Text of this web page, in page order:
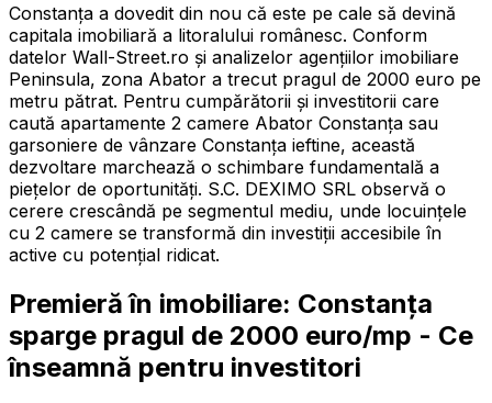
Constanța a dovedit din nou că este pe cale să devină
capitala imobiliară a litoralului românesc. Conform
datelor Wall-Street.ro și analizelor agențiilor imobiliare
Peninsula, zona Abator a trecut pragul de 2000 euro pe
metru pătrat. Pentru cumpărătorii și investitorii care
caută apartamente 2 camere Abator Constanța sau
garsoniere de vânzare Constanța ieftine, această
dezvoltare marchează o schimbare fundamentală a
piețelor de oportunități. S.C. DEXIMO SRL observă o
cerere crescândă pe segmentul mediu, unde locuințele
cu 2 camere se transformă din investiții accesibile în
active cu potențial ridicat.
Premieră în imobiliare: Constanța
sparge pragul de 2000 euro/mp - Ce
înseamnă pentru investitori